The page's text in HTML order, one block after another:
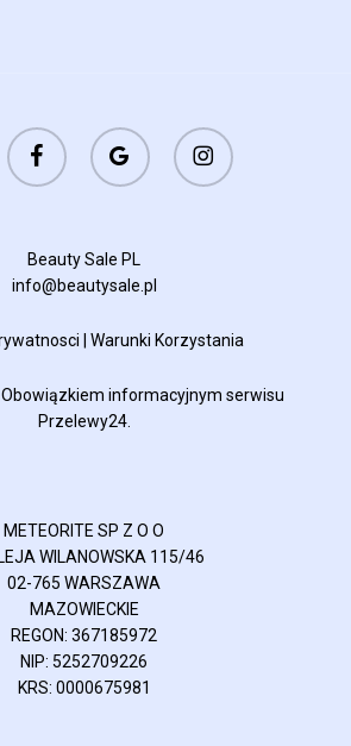
facebook
google-
plus
instagram
Beauty Sale PL
info@beautysale.pl
|Warunki Korzystania
Obowiązkiem informacyjnym serwisu
Przelewy24.
METEORITE SP Z O O
WILANOWSKA 115/46
02-765 WARSZAWA
MAZOWIECKIE
REGON: 367185972
NIP: 5252709226
KRS: 0000675981